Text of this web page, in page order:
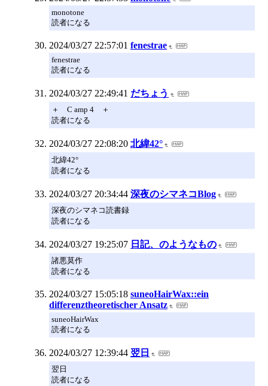
monotone
読者になる
2024/03/27 22:57:01 fenestrae
fenestrae
読者になる
2024/03/27 22:49:41 だちょう
＋ C amp 4 ＋
読者になる
2024/03/27 22:08:20 北緯42°
北緯42°
読者になる
2024/03/27 20:34:44 深夜のシマネコBlog
深夜のシマネコ読書録
読者になる
2024/03/27 19:25:07 日記、のようなもの
諸悪莫作
読者になる
2024/03/27 15:05:18 suneoHairWax::ein
differenztheoretischer Ansatz
suneoHairWax
読者になる
2024/03/27 12:39:44 翌日
翌日
読者になる